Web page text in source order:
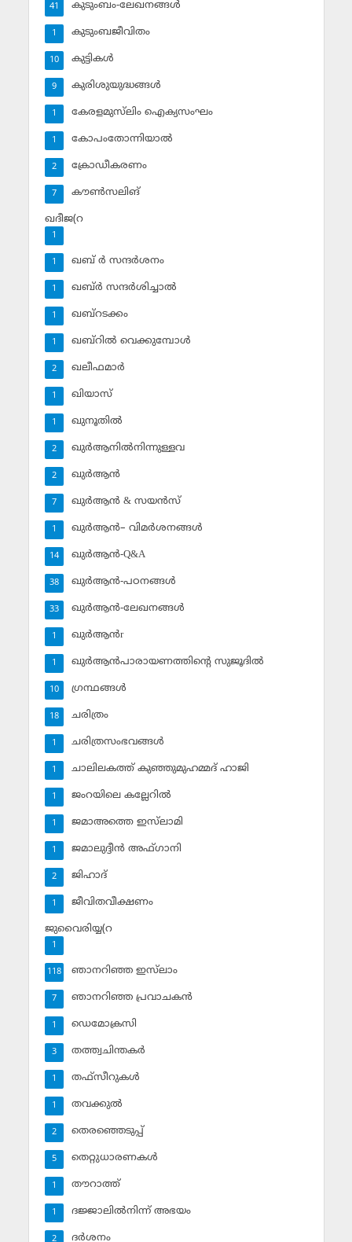
കുടുംബം-ലേഖനങ്ങള്‍
41
കുടുംബജീവിതം
1
കുട്ടികള്‍
10
കുരിശുയുദ്ധങ്ങള്‍
9
കേരളമുസ്‌ലിം ഐക്യസംഘം
1
കോപംതോന്നിയാല്‍
1
ക്രോഡീകരണം
2
കൗണ്‍സലിങ്‌
7
ഖദീജ(റ
1
ഖബ് ര്‍ സന്ദര്‍ശനം
1
ഖബ്ര്‍ സന്ദര്‍ശിച്ചാല്‍
1
ഖബ്‌റടക്കം
1
ഖബ്‌റില്‍ വെക്കുമ്പോള്‍
1
ഖലീഫമാര്‍
2
ഖിയാസ്
1
ഖുനൂതില്‍
1
ഖുര്‍ആനില്‍നിന്നുള്ളവ
2
ഖുര്‍ആന്‍
2
ഖുര്‍ആന്‍ & സയന്‍സ്‌
7
ഖുര്‍ആന്‍– വിമര്‍ശനങ്ങള്‍
1
ഖുര്‍ആന്‍-Q&A
14
ഖുര്‍ആന്‍-പഠനങ്ങള്‍
38
ഖുര്‍ആന്‍-ലേഖനങ്ങള്‍
33
ഖുര്‍ആന്‍r
1
ഖുര്‍ആന്‍പാരായണത്തിന്റെ സുജൂദില്‍
1
ഗ്രന്ഥങ്ങള്‍
10
ചരിത്രം
18
ചരിത്രസംഭവങ്ങള്‍
1
ചാലിലകത്ത് കുഞ്ഞുമുഹമ്മദ് ഹാജി
1
ജംറയിലെ കല്ലേറില്‍
1
ജമാഅത്തെ ഇസ്‌ലാമി
1
ജമാലുദ്ദീന്‍ അഫ്ഗാനി
1
ജിഹാദ്‌
2
ജീവിതവീക്ഷണം
1
ജുവൈരിയ്യ(റ
1
ഞാനറിഞ്ഞ ഇസ്‌ലാം
118
ഞാനറിഞ്ഞ പ്രവാചകന്‍
7
ഡെമോക്രസി
1
തത്ത്വചിന്തകര്‍
3
തഫ്‌സീറുകള്‍
1
തവക്കുല്‍
1
തെരഞ്ഞെടുപ്പ്
2
തെറ്റുധാരണകള്‍
5
തൗറാത്ത്
1
ദജ്ജാലില്‍നിന്ന് അഭയം
1
ദര്‍ശനം
2